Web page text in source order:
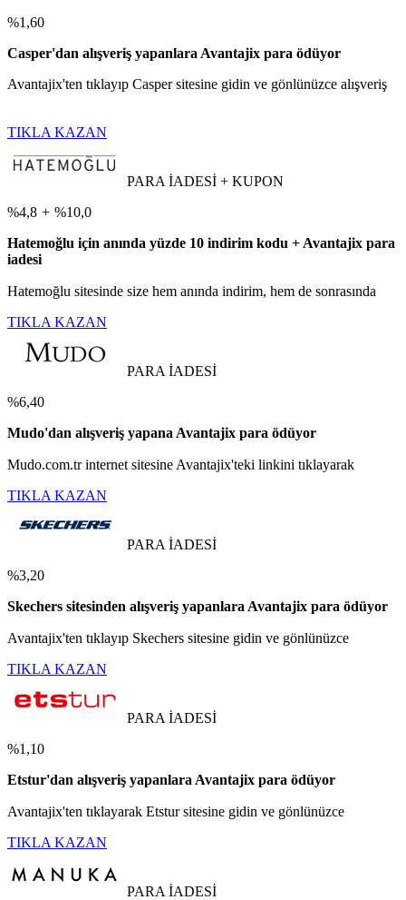
%1,60
Casper'dan alışveriş yapanlara Avantajix para ödüyor
Avantajix'ten tıklayıp Casper sitesine gidin ve gönlünüzce alışveriş
TIKLA KAZAN
PARA İADESİ + KUPON
%4,8 + %10,0
Hatemoğlu için anında yüzde 10 indirim kodu + Avantajix para
iadesi
Hatemoğlu sitesinde size hem anında indirim, hem de sonrasında
TIKLA KAZAN
PARA İADESİ
%6,40
Mudo'dan alışveriş yapana Avantajix para ödüyor
Mudo.com.tr internet sitesine Avantajix'teki linkini tıklayarak
TIKLA KAZAN
PARA İADESİ
%3,20
Skechers sitesinden alışveriş yapanlara Avantajix para ödüyor
Avantajix'ten tıklayıp Skechers sitesine gidin ve gönlünüzce
TIKLA KAZAN
PARA İADESİ
%1,10
Etstur'dan alışveriş yapanlara Avantajix para ödüyor
Avantajix'ten tıklayarak Etstur sitesine gidin ve gönlünüzce
TIKLA KAZAN
PARA İADESİ